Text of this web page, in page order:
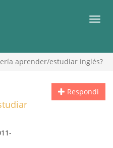
aprender/estudiar inglés?
Respondi